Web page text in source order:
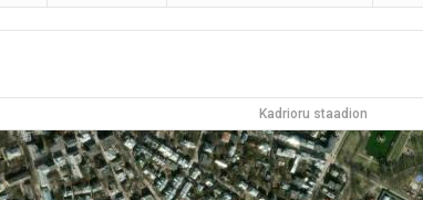
Kadrioru staadion